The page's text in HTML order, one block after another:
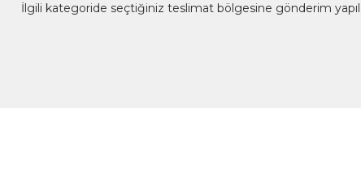
İlgili kategoride seçtiğiniz teslimat bölgesine gönderim